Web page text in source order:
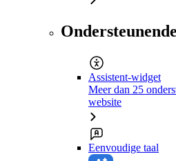
Assistent-widget
Meer dan 25
website
Eenvoudige taal